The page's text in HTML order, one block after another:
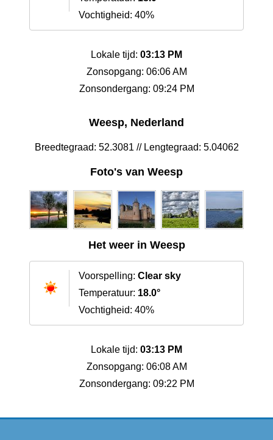
Vochtigheid: 40%
Lokale tijd: 03:13 PM
Zonsopgang: 06:06 AM
Zonsondergang: 09:24 PM
Weesp, Nederland
Breedtegraad: 52.3081 // Lengtegraad: 5.04062
Foto's van Weesp
Het weer in Weesp
Voorspelling: Clear sky
Temperatuur: 18.0°
Vochtigheid: 40%
Lokale tijd: 03:13 PM
Zonsopgang: 06:08 AM
Zonsondergang: 09:22 PM